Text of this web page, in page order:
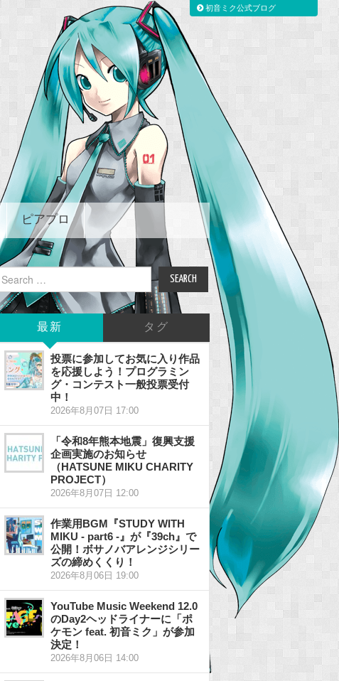
ピアプロ
最新 タグ
投票に参加してお気に入り作品
を応援しよう！プログラミン
グ・コンテスト一般投票受付
中！
2026年8月07日 17:00
「令和8年熊本地震」復興支援
企画実施のお知らせ
（HATSUNE MIKU CHARITY
PROJECT）
2026年8月07日 12:00
作業用BGM『STUDY WITH
MIKU - part6 -』が『39ch』で
公開！ボサノバアレンジシリー
ズの締めくくり！
2026年8月06日 19:00
YouTube Music Weekend 12.0
のDay2ヘッドライナーに「ポ
ケモン feat. 初音ミク」が参加
決定！
2026年8月06日 14:00
初音ミク公式ブログ